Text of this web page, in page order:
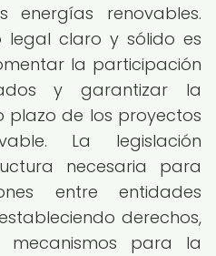
renovables.
legal claro y sólido es
la participación
y garantizar la
plazo de los proyectos
La legislación
necesaria para
entre entidades
derechos,
mecanismos para la